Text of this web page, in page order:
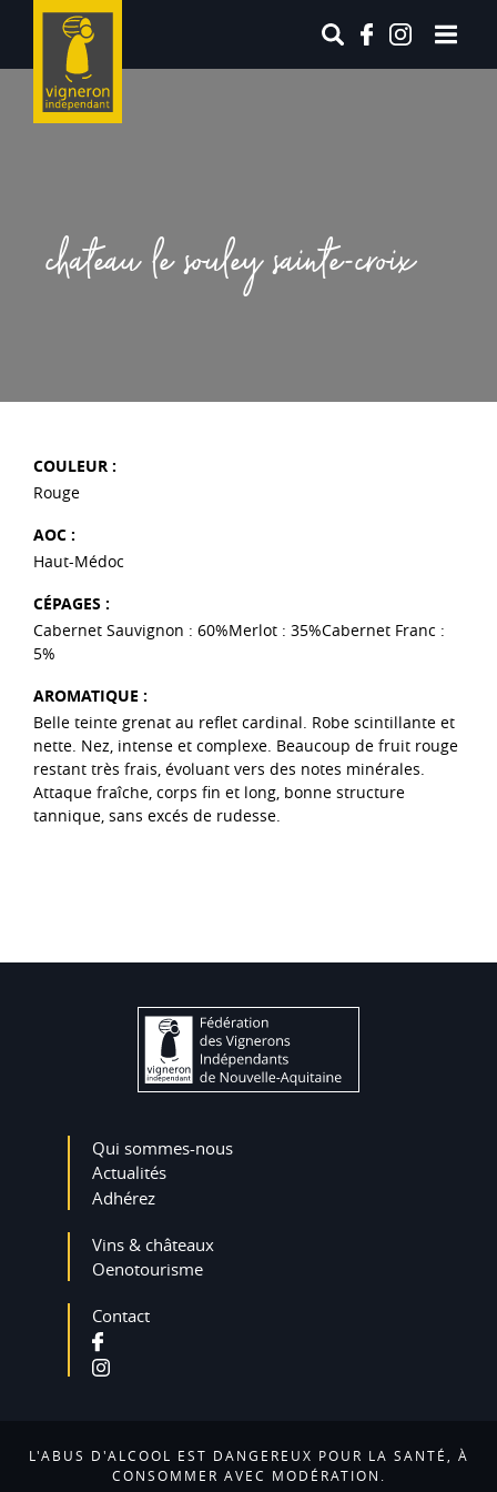
chateau le souley sainte-croix
COULEUR :
Rouge
AOC :
Haut-Médoc
CÉPAGES :
Cabernet Sauvignon : 60%Merlot : 35%Cabernet Franc :
5%
AROMATIQUE :
Belle teinte grenat au reflet cardinal. Robe scintillante et
nette. Nez, intense et complexe. Beaucoup de fruit rouge
restant très frais, évoluant vers des notes minérales.
Attaque fraîche, corps fin et long, bonne structure
tannique, sans excés de rudesse.
Qui sommes-nous
Actualités
Adhérez
Vins & châteaux
Oenotourisme
Contact
L'ABUS D'ALCOOL EST DANGEREUX POUR LA SANTÉ, À
CONSOMMER AVEC MODÉRATION.